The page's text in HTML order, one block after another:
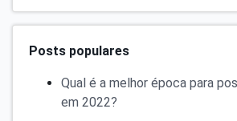
Posts populares
Qual é a melhor época para
em 2022?